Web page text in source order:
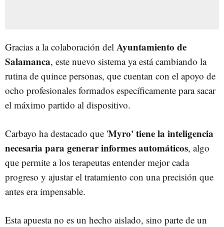
Gracias a la colaboración del Ayuntamiento de
Salamanca, este nuevo sistema ya está cambiando la
rutina de quince personas, que cuentan con el apoyo de
ocho profesionales formados específicamente para sacar
el máximo partido al dispositivo.
Carbayo ha destacado que 'Myro' tiene la inteligencia
necesaria para generar informes automáticos, algo
que permite a los terapeutas entender mejor cada
progreso y ajustar el tratamiento con una precisión que
antes era impensable.
Esta apuesta no es un hecho aislado, sino parte de un